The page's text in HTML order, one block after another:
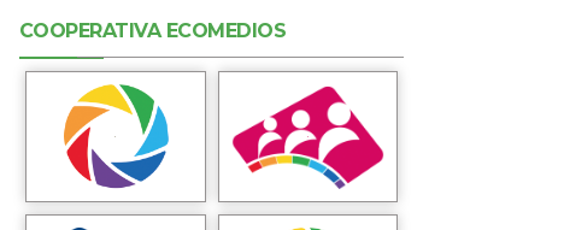
COOPERATIVA ECOMEDIOS